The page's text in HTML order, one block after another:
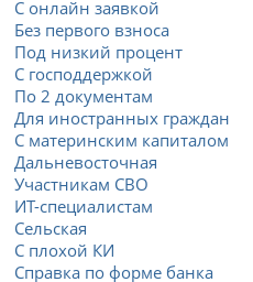
С онлайн заявкой
Без первого взноса
Под низкий процент
С господдержкой
По 2 документам
Для иностранных граждан
С материнским капиталом
Дальневосточная
Участникам СВО
ИТ-специалистам
Сельская
С плохой КИ
Справка по форме банка